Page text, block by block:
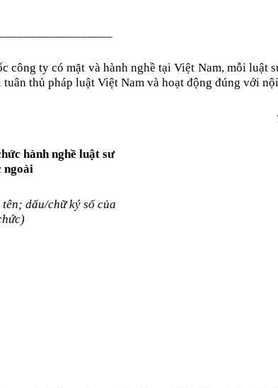
công ty có mặt và hành nghề tại Việt Nam, mỗi luật
thủ pháp luật Việt Nam và hoạt động đúng với
hành nghề luật sư
ngoài
dấu/chữ ký số của